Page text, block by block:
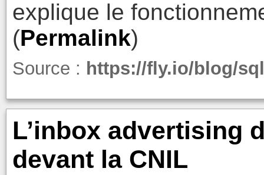
explique le
(Permalink)
Source : https://fly.io/blog/
L’inbox advertising
devant la CNIL